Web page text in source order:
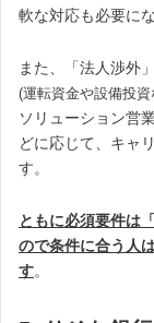
軟な対応も必要に
また、「法人渉外
(運転資金や設備投
ソリューション営
どに応じて、キャ
す。
ともに必須要件は
ので条件に合う人
す。